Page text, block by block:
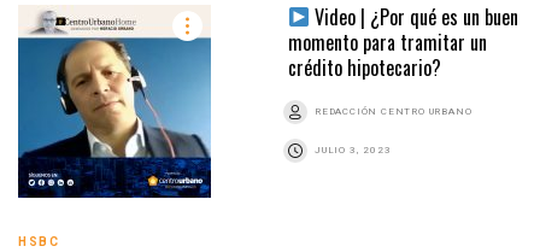
Video | ¿Por qué es un buen
momento para tramitar un
crédito hipotecario?
REDACCIÓN CENTRO URBANO
JULIO 3, 2023
HSBC